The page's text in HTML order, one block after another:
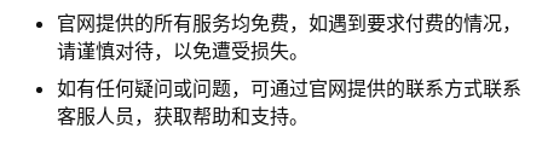
官网提供的所有服务均免费，如遇到要求付费的情况，
请谨慎对待，以免遭受损失。
如有任何疑问或问题，可通过官网提供的联系方式联系
客服人员，获取帮助和支持。